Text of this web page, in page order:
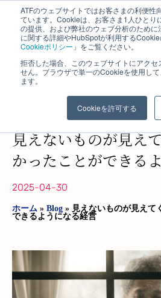
ATFのウェブサイトではお客さまの利便性
ています。Cookieは、お客さま1人ひとり
の提供、および弊社のウェブ分析のため
に関する詳細やHubSpotが利用する
Cookieポリシー 」をご覧ください。
拒否した場合、このウェブサイトにアクセ
せん。ブラウザで単一のCookieを使用し
ます。
Cookieを許可する
株式会社 エイ・ティ・エフ​
見えないものが見え
かったことができる
2025-04-30
ホーム » Blog » 見えないものが見えて
できるようになる経営